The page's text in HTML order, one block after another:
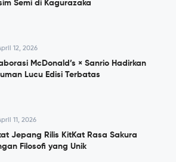
Semi di Kagurazaka
12, 2026
McDonald’s × Sanrio Hadirkan
Lucu Edisi Terbatas
11, 2026
Jepang Rilis KitKat Rasa Sakura
Filosofi yang Unik